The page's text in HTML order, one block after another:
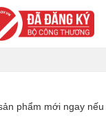
phẩm mới ngay